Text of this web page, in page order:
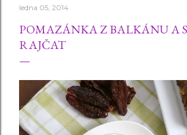
ledna 05, 2014
POMAZÁNKA Z BALKÁNU A
RAJČAT